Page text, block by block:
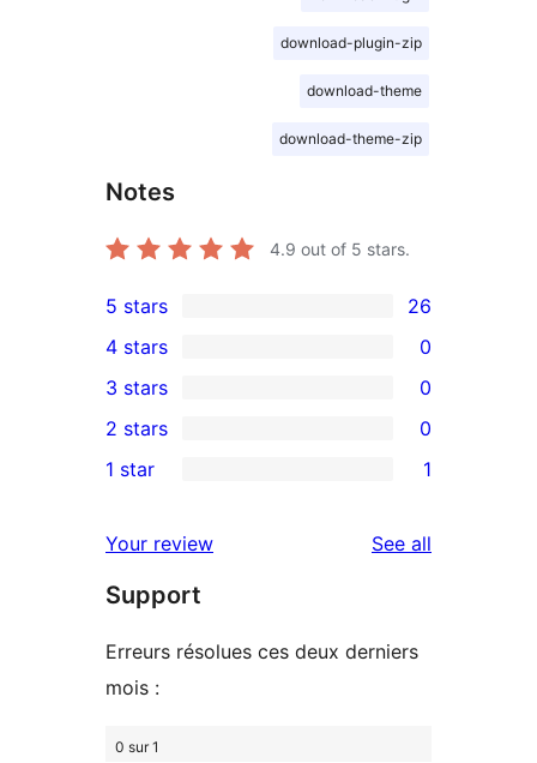
download-plugin-zip
download-theme
download-theme-zip
Notes
4.9 out of 5 stars.
26
5-
star
reviews
5 stars 26
4-
star
reviews
4 stars 0
0
3-
star
3 stars 0
2-
reviews
2 stars 0
star
review
1 star 1
Your review See all
Support
Erreurs résolues ces deux derniers
mois :
0 sur 1